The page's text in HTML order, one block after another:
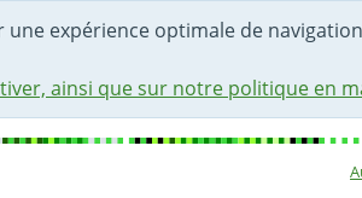
expérience optimale de
ainsi que sur notre politique en